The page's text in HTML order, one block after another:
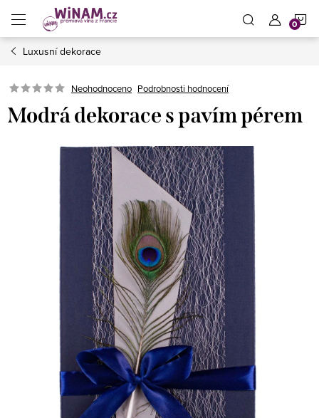
obsah
Luxusní dekorace
Neohodnoceno Podrobnosti hodnocení
Modrá dekorace s pavím pérem